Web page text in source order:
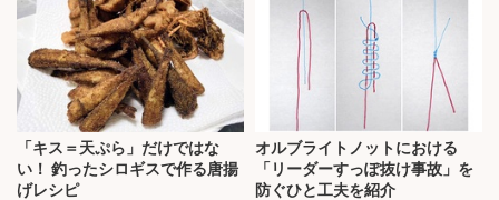
「キス＝天ぷら」だけではな
い！ 釣ったシロギスで作る唐揚
げレシピ
オルブライトノットにおける
「リーダーすっぽ抜け事故」を
防ぐひと工夫を紹介